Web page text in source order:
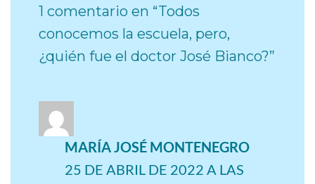
1 comentario en “Todos
conocemos la escuela, pero,
MARÍA JOSÉ MONTENEGRO